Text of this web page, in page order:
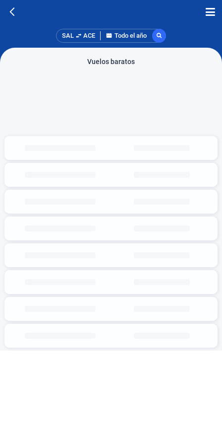
SAL ACE Todo el año
Vuelos baratos